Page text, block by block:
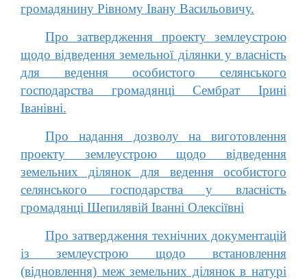
громадянину Рівному Івану Васильовичу.
Про затвердження проекту землеустрою
щодо відведення земельної ділянки у власність
для ведення особистого селянського
господарства громадянці Сембрат Ірині
Іванівні.
Про надання дозволу на виготовлення
проекту землеустрою щодо відведення
земельних ділянок для ведення особистого
селянського господарства у власність
громадянці Шепилявій Іванні Олексіївні
Про затвердження технічних документацій
із землеустрою щодо встановлення
(відновлення) меж земельних ділянок в натурі